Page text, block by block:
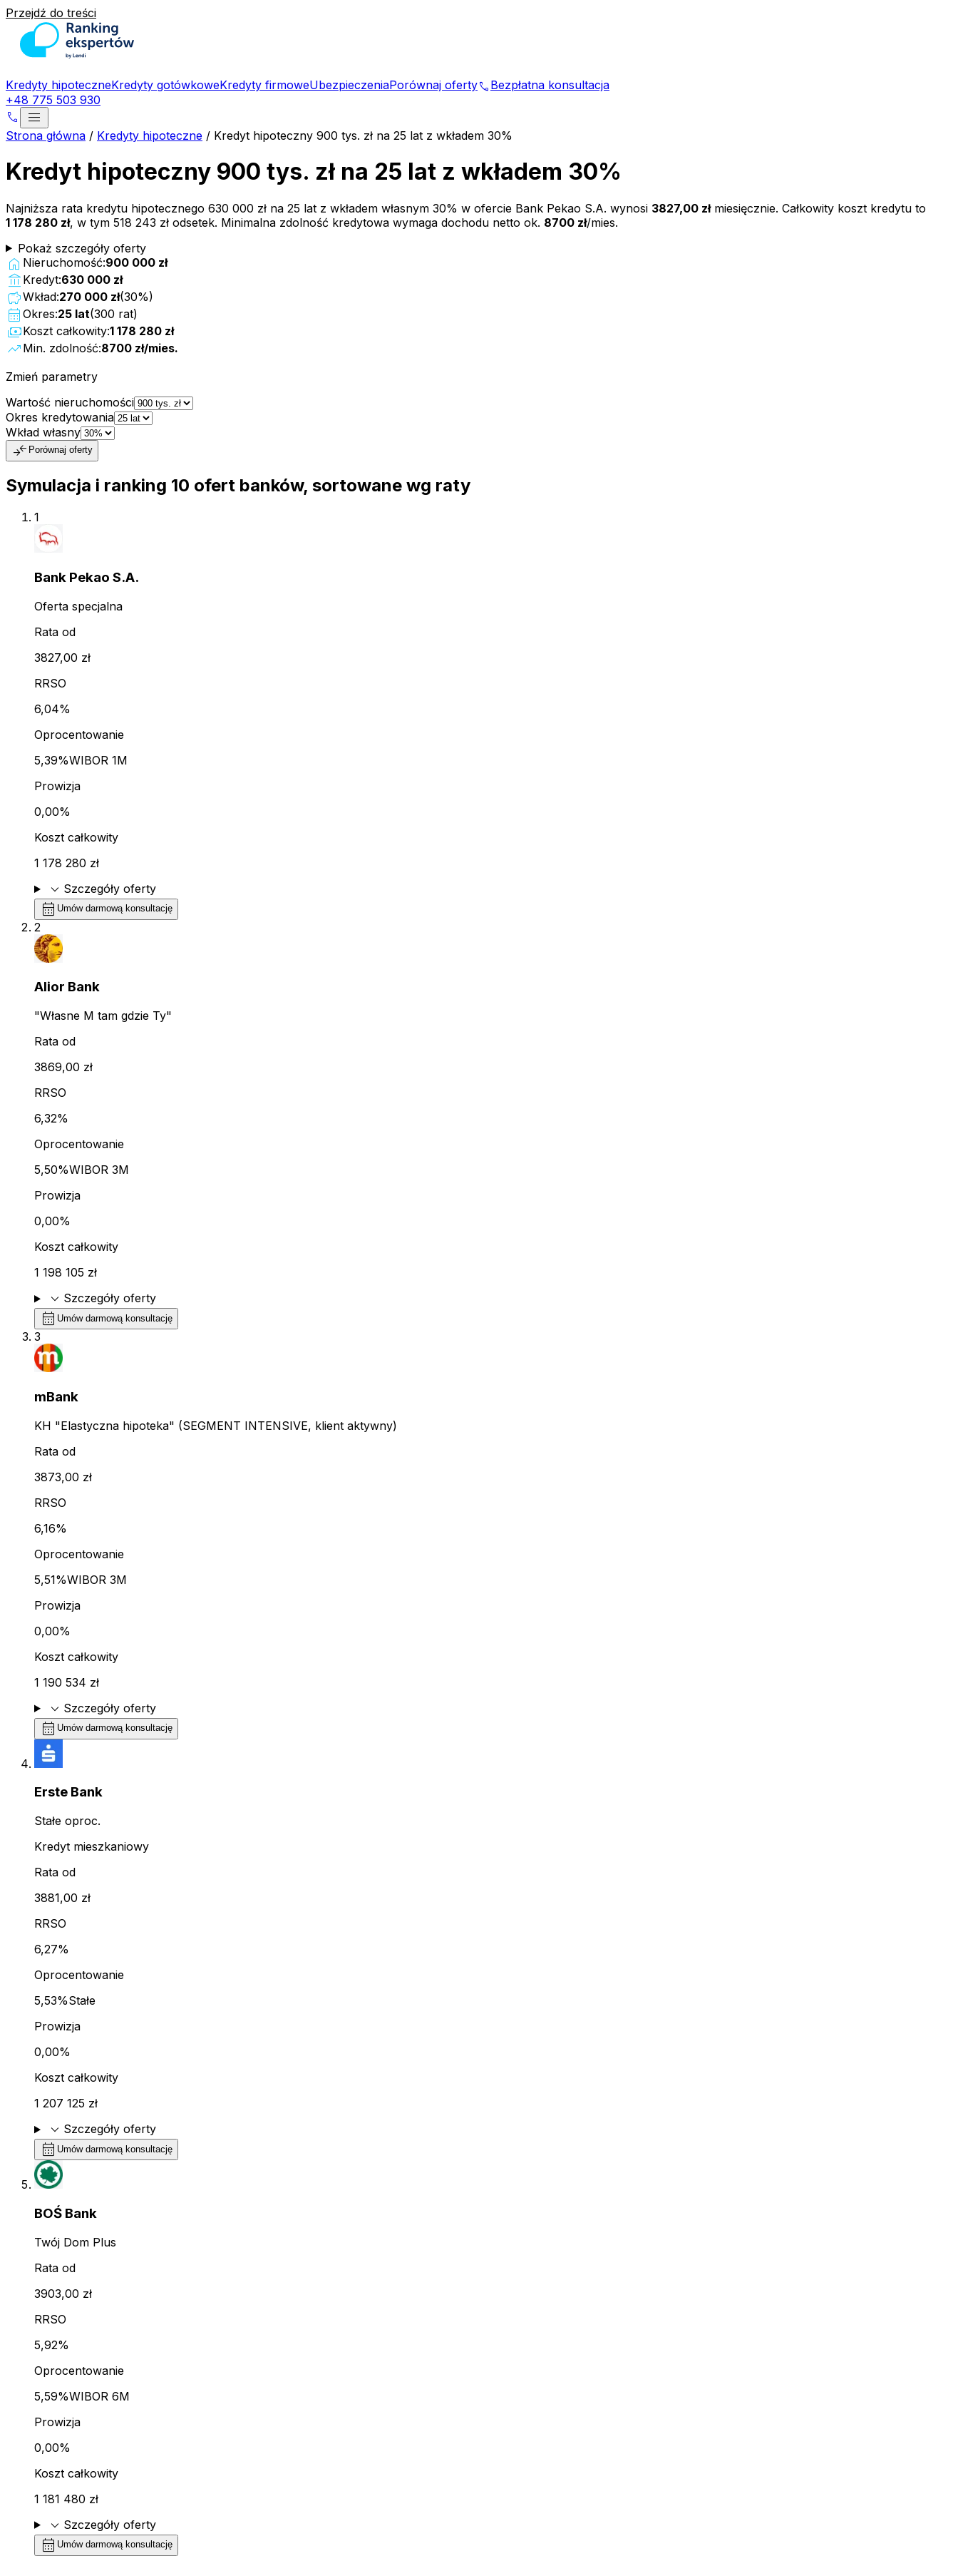
Przejdź do treści
Kredyty hipoteczneKredyty gotówkoweKredyty firmoweUbezpieczeniaPorównaj ofertyphone Bezpłatna konsultacja
+48 775 503 930
phone menu
Strona główna / Kredyty hipoteczne / Kredyt hipoteczny 900 tys. zł na 25 lat z wkładem 30%
Kredyt hipoteczny 900 tys. zł na 25 lat z wkładem 30%
Najniższa rata kredytu hipotecznego 630 000 zł na 25 lat z wkładem własnym 30% w ofercie Bank Pekao S.A. wynosi 3827,00 złmiesięcznie. Całkowity koszt kredytu to
1 178 280 zł, w tym 518 243 zł odsetek. Minimalna zdolność kredytowa wymaga dochodu netto ok. 8700 zł/mies.
Pokaż szczegóły oferty
home Nieruchomość:900 000 zł
account_balance Kredyt:630 000 zł
savingsWkład:270 000 zł(30%)
calendar_month Okres:25 lat(300 rat)
paymentsKoszt całkowity:1 178 280 zł
trending_up Min. zdolność:8700 zł/mies.
Zmień parametry
Wartość nieruchomości
Okres kredytowania
Wkład własny
compare_arrows Porównaj oferty
Symulacja i ranking 10 ofert banków, sortowane wg raty
1
Bank Pekao S.A.
Oferta specjalna
Rata od
3827,00 zł
RRSO
6,04%
Oprocentowanie
5,39%WIBOR 1M
Prowizja
0,00%
Koszt całkowity
1 178 280 zł
expand_more Szczegóły oferty
calendar_month Umów darmową konsultację
2
Alior Bank
"Własne M tam gdzie Ty"
Rata od
3869,00 zł
RRSO
6,32%
Oprocentowanie
5,50%WIBOR 3M
Prowizja
0,00%
Koszt całkowity
1 198 105 zł
expand_more Szczegóły oferty
calendar_month Umów darmową konsultację
3
mBank
KH "Elastyczna hipoteka" (SEGMENT INTENSIVE, klient aktywny)
Rata od
3873,00 zł
RRSO
6,16%
Oprocentowanie
5,51%WIBOR 3M
Prowizja
0,00%
Koszt całkowity
1 190 534 zł
expand_more Szczegóły oferty
calendar_month Umów darmową konsultację
Erste Bank
Stałe oproc.
Kredyt mieszkaniowy
Rata od
3881,00 zł
RRSO
6,27%
Oprocentowanie
5,53%Stałe
Prowizja
0,00%
Koszt całkowity
1 207 125 zł
expand_more Szczegóły oferty
calendar_month Umów darmową konsultację
BOŚ Bank
Twój Dom Plus
Rata od
3903,00 zł
RRSO
5,92%
Oprocentowanie
5,59%WIBOR 6M
Prowizja
0,00%
Koszt całkowity
1 181 480 zł
expand_more Szczegóły oferty
calendar_month Umów darmową konsultację